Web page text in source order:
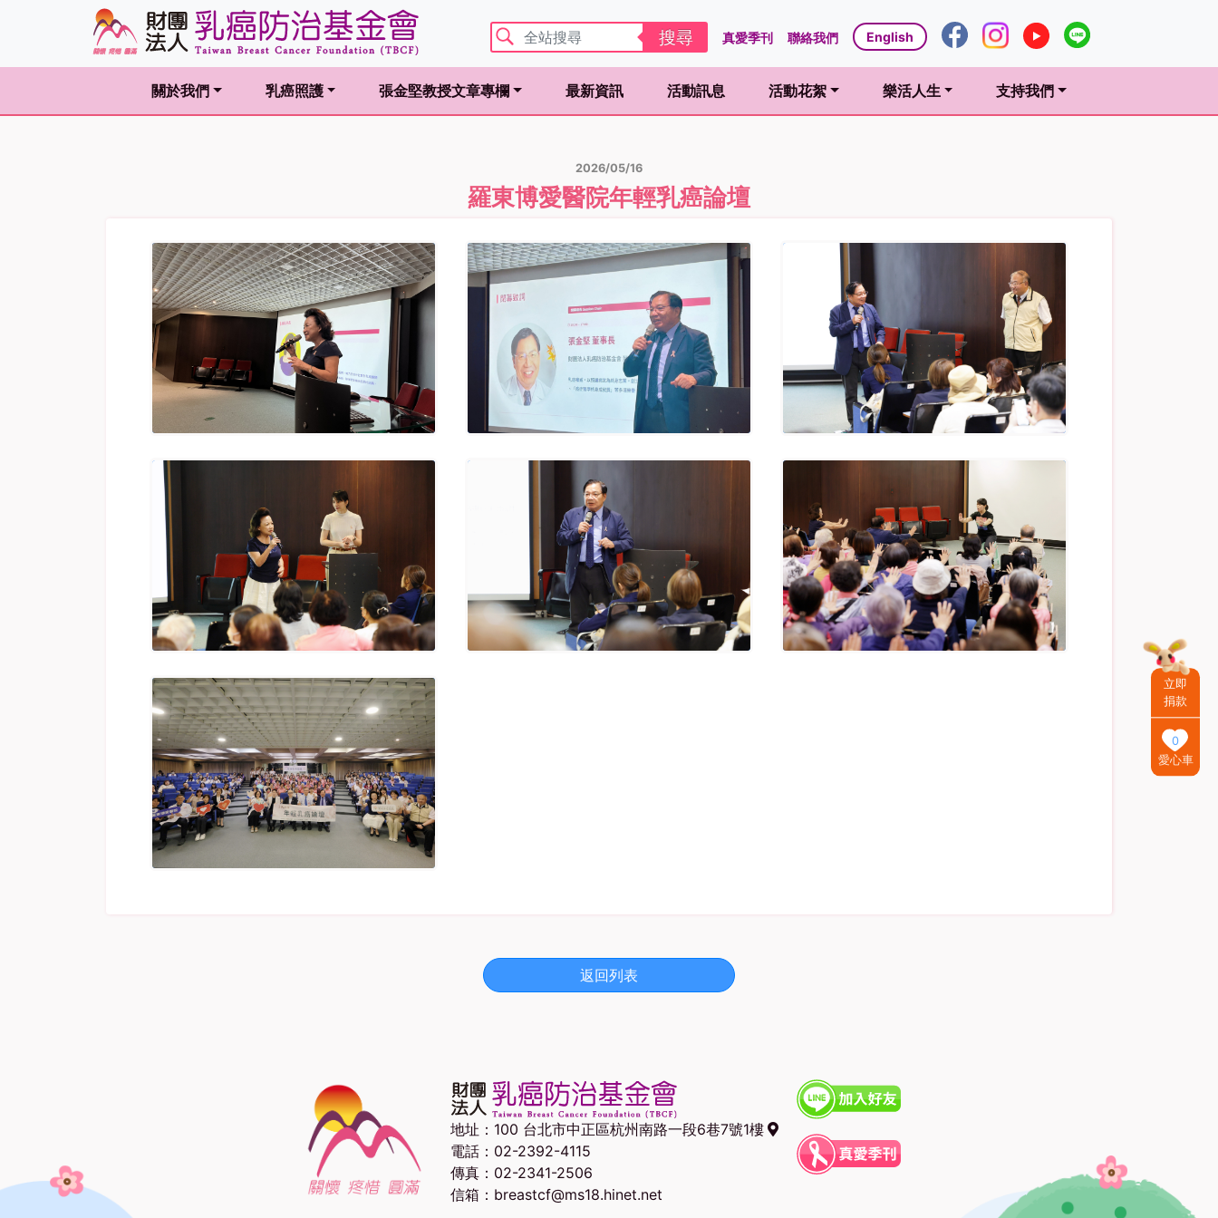
搜尋 真愛季刊 聯絡我們 English
關於我們
乳癌照護
張金堅教授文章專欄
最新資訊 活動訊息
活動花絮
樂活人生
支持我們
2026/05/16
羅東博愛醫院年輕乳癌論壇
返回列表
立即
捐款
愛心車
0
地址： 100 台北市中正區杭州南路一段6巷7號1樓
電話：02-2392-4115
傳真：02-2341-2506
信箱：breastcf@ms18.hinet.net